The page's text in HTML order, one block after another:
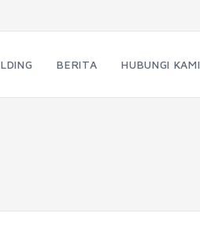
BERITA HUBUNGI KAMI